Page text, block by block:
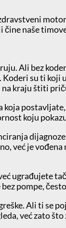
naše
Ali bez
su ti
kraju štiti
koju
već je
ugrađujete
pompe,
Ali ti se
već zato